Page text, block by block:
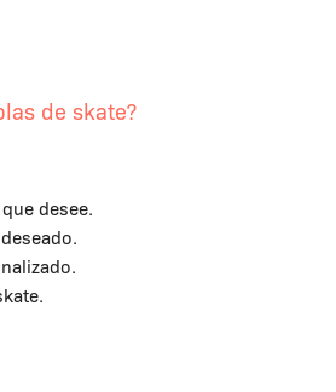
de skate?
desee.